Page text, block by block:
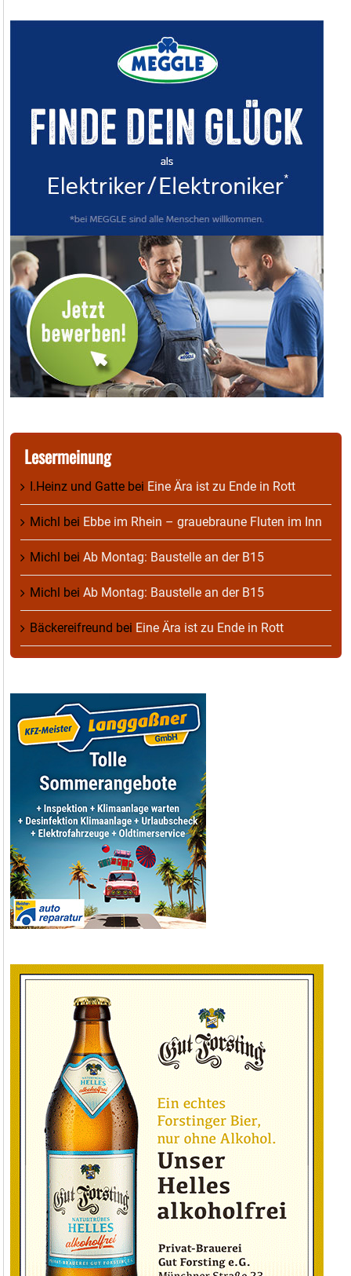
Lesermeinung
I.Heinz und Gatte bei Eine Ära ist zu Ende in Rott
Michl bei Ebbe im Rhein – grauebraune Fluten im Inn
Michl bei Ab Montag: Baustelle an der B15
Michl bei Ab Montag: Baustelle an der B15
Bäckereifreund bei Eine Ära ist zu Ende in Rott